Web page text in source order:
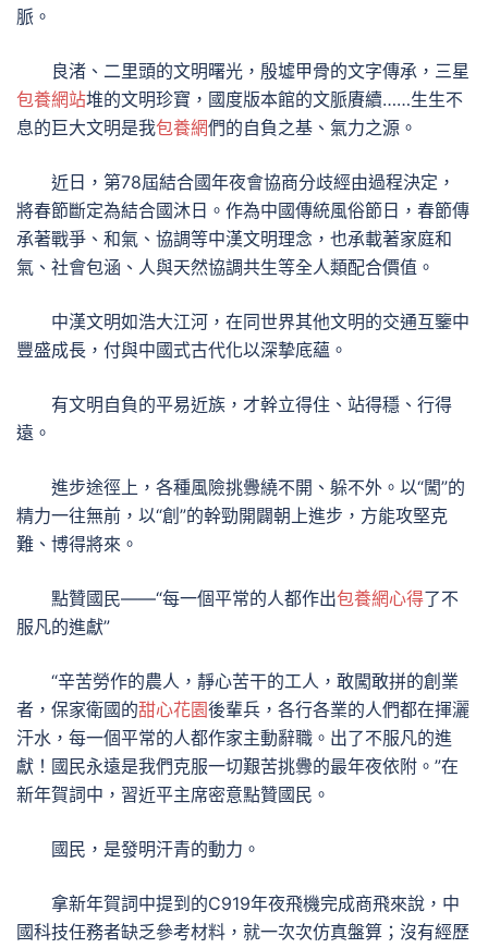
脈。
良渚、二里頭的文明曙光，殷墟甲骨的文字傳承，三星
包養網站堆的文明珍寶，國度版本館的文脈賡續……生生不
息的巨大文明是我包養網們的自負之基、氣力之源。
近日，第78屆結合國年夜會協商分歧經由過程決定，
將春節斷定為結合國沐日。作為中國傳統風俗節日，春節傳
承著戰爭、和氣、協調等中漢文明理念，也承載著家庭和
氣、社會包涵、人與天然協調共生等全人類配合價值。
中漢文明如浩大江河，在同世界其他文明的交通互鑒中
豐盛成長，付與中國式古代化以深摯底蘊。
有文明自負的平易近族，才幹立得住、站得穩、行得
遠。
進步途徑上，各種風險挑釁繞不開、躲不外。以“闖”的
精力一往無前，以“創”的幹勁開闢朝上進步，方能攻堅克
難、博得將來。
點贊國民——“每一個平常的人都作出包養網心得了不
服凡的進獻”
“辛苦勞作的農人，靜心苦干的工人，敢闖敢拼的創業
者，保家衛國的甜心花園後輩兵，各行各業的人們都在揮灑
汗水，每一個平常的人都作家主動辭職。出了不服凡的進
獻！國民永遠是我們克服一切艱苦挑釁的最年夜依附。”在
新年賀詞中，習近平主席密意點贊國民。
國民，是發明汗青的動力。
拿新年賀詞中提到的C919年夜飛機完成商飛來說，中
國科技任務者缺乏參考材料，就一次次仿真盤算；沒有經歷